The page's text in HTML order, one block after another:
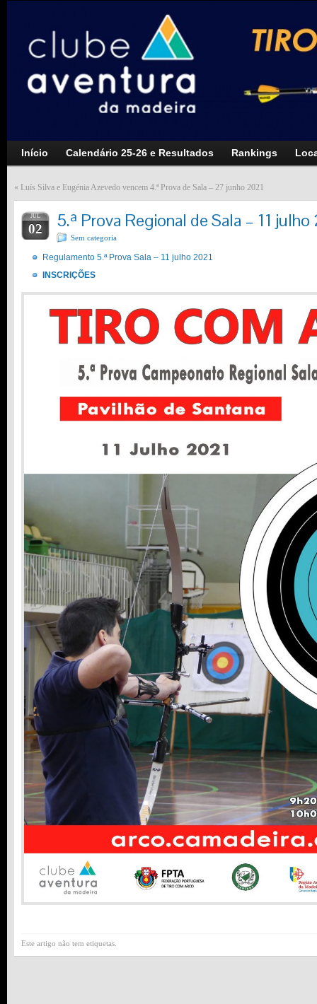
Início Calendário 25-26 e Resultados Rankings
« Luís Silva e Eugénia Azevedo vencem 4.ª Prova de Sala – 27 junho 2021
JUL
02 5.ª Prova Regional de Sala – 11
Sem categoria
Regulamento 5.ª Prova Sala – 11 julho 2021
INSCRIÇÕES
Este artigo não tem etiquetas.